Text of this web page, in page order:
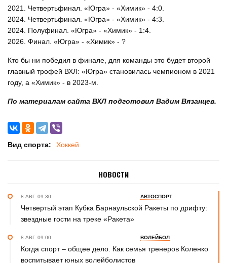
2021. Четвертьфинал. «Югра» - «Химик» - 4:0.
2024. Четвертьфинал. «Югра» - «Химик» - 4:3.
2024. Полуфинал. «Югра» - «Химик» - 1:4.
2026. Финал. «Югра» - «Химик» - ?
Кто бы ни победил в финале, для команды это будет второй
главный трофей ВХЛ: «Югра» становилась чемпионом в 2021
году, а «Химик» - в 2023-м.
По материалам сайта ВХЛ подготовил Вадим Вязанцев.
Вид спорта: Хоккей
НОВОСТИ
8 АВГ. 09:30 АВТОСПОРТ
Четвертый этап Кубка Барнаульской Ракеты по дрифту:
звездные гости на треке «Ракета»
8 АВГ. 09:00 ВОЛЕЙБОЛ
Когда спорт – общее дело. Как семья тренеров Коленко
воспитывает юных волейболистов